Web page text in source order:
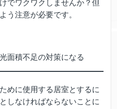
でワクワクしませんか？但
う注意が必要です。
面積不足の対策になる
めに使用する居室とするに
しなければならないことに